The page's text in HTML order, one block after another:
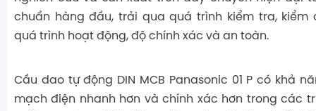
chuẩn hàng đầu, trải qua quá trình kiểm tra, kiểm
quá trình hoạt động, độ chính xác và an toàn.
Cầu dao tự động DIN MCB Panasonic 01 P có khả
mạch điện nhanh hơn và chính xác hơn trong các